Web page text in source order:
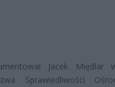
Jacek
Sprawiedliwości